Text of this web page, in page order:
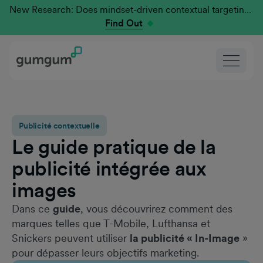
New Research: Does mindset-driven contextual targeting outperform traditional?
Find Out
Publicité contextuelle
Le guide pratique de la
publicité intégrée aux
images
Dans ce guide, vous découvrirez comment des
marques telles que T-Mobile, Lufthansa et
Snickers peuvent utiliser la publicité « In-Image »
pour dépasser leurs objectifs marketing.